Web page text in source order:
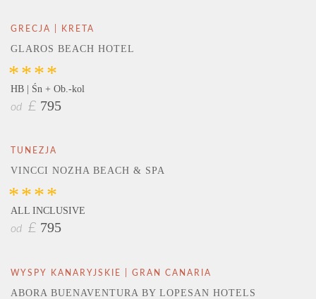
GRECJA | KRETA
GLAROS BEACH HOTEL
****
HB | Śn + Ob.-kol
od £ 795
TUNEZJA
VINCCI NOZHA BEACH & SPA
****
ALL INCLUSIVE
od £ 795
WYSPY KANARYJSKIE | GRAN CANARIA
ABORA BUENAVENTURA BY LOPESAN HOTELS